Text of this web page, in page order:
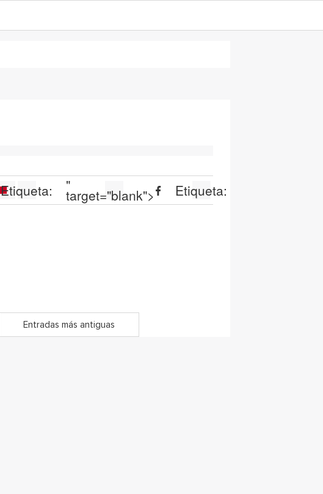
Etiqueta: "
target="blank"> Etiqueta:
Entradas más antiguas